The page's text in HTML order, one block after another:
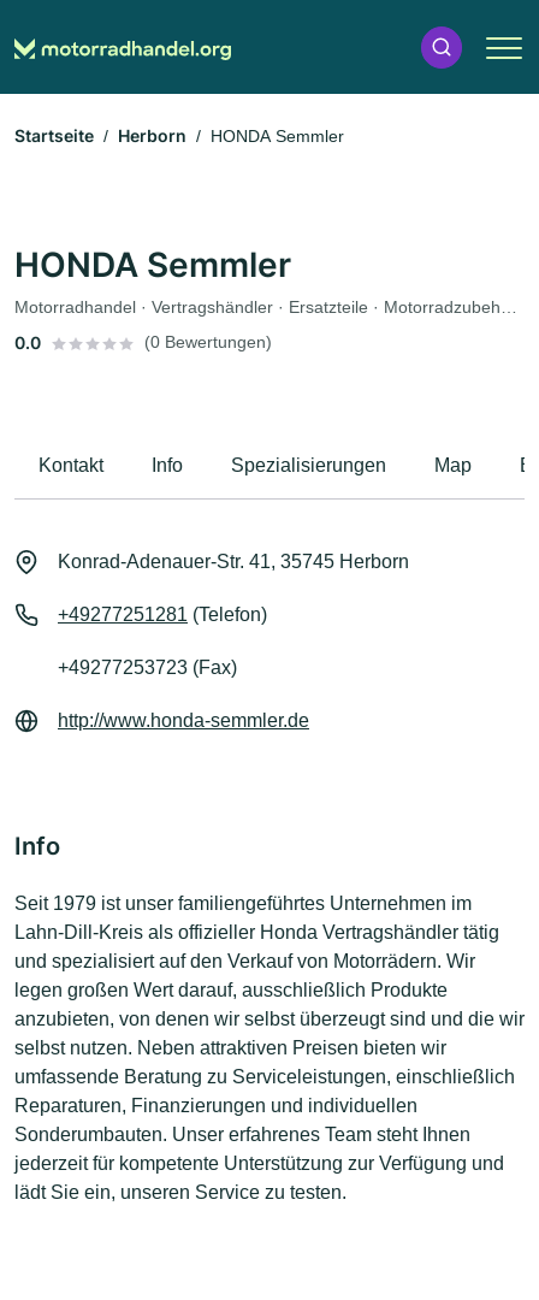
Startseite Herborn HONDA Semmler
HONDA Semmler
Motorradhandel · Vertragshändler · Ersatzteile · Motorradzubehör · Bekleidungsgeschäft · Motorradservice · Fahrzeuglackierungen · Motorradwerkstatt · Werkstatt · Gutachter
0.0 (0 Bewertungen)
Kontakt Info Spezialisierungen Map
Konrad-Adenauer-Str. 41, 35745 Herborn
+49277251281 (Telefon)
+49277253723 (Fax)
http://www.honda-semmler.de
Info
Seit 1979 ist unser familiengeführtes Unternehmen im
Lahn-Dill-Kreis als offizieller Honda Vertragshändler tätig
und spezialisiert auf den Verkauf von Motorrädern. Wir
legen großen Wert darauf, ausschließlich Produkte
anzubieten, von denen wir selbst überzeugt sind und die wir
selbst nutzen. Neben attraktiven Preisen bieten wir
umfassende Beratung zu Serviceleistungen, einschließlich
Reparaturen, Finanzierungen und individuellen
Sonderumbauten. Unser erfahrenes Team steht Ihnen
jederzeit für kompetente Unterstützung zur Verfügung und
lädt Sie ein, unseren Service zu testen.